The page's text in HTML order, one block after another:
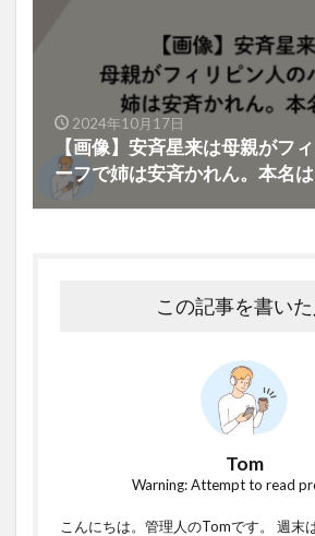
2024年10月17日
【画像】安斉星来は母親がフ
ーフで姉は安斉かれん。本名は
この記事を書いた
Tom
Warning: Attempt to read
こんにちは。管理人のTomです。 週末